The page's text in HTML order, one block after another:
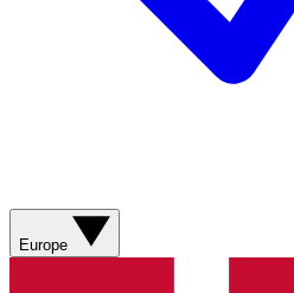
Europe